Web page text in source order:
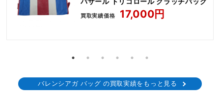
買取実績価格 17,000円
バレンシアガ バッグ の買取実績をもっと見る